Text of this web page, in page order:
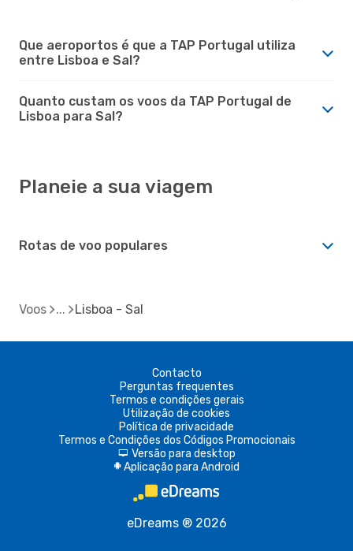
Que aeroportos é que a TAP Portugal utiliza
entre Lisboa e Sal?
Quanto custam os voos da TAP Portugal de
Lisboa para Sal?
Planeie a sua viagem
Rotas de voo populares
Voos Lisboa - Sal
Contacto
Perguntas frequentes
Termos e condições gerais
Utilização de cookies
Política de privacidade
Termos e Condições dos Códigos Promocionais
d Versão para desktop
A Aplicação para Android
eDreams ® 2026